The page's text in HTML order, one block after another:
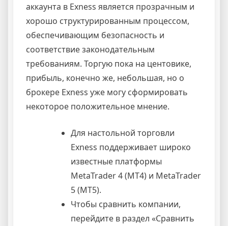
аккаунта в Exness является прозрачным и
хорошо структурированным процессом,
обеспечивающим безопасность и
соответствие законодательным
требованиям. Торгую пока на центовике,
прибыль, конечно же, небольшая, но о
брокере Exness уже могу сформировать
некоторое положительное мнение.
Для настольной торговли
Exness поддерживает широко
известные платформы
MetaTrader 4 (MT4) и MetaTrader
5 (MT5).
Чтобы сравнить компании,
перейдите в раздел «Сравнить